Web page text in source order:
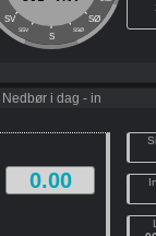
SV SØ
SSV SSØ
S
Nedbør i dag - in
0.00